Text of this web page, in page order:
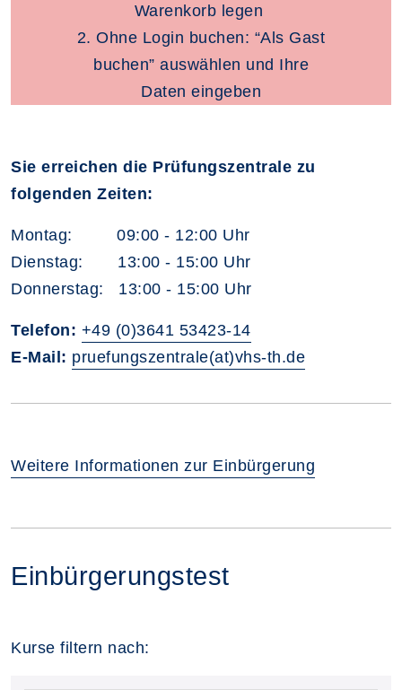
Warenkorb legen
2. Ohne Login buchen: “Als Gast
buchen” auswählen und Ihre
Daten eingeben
Sie erreichen die Prüfungszentrale zu
folgenden Zeiten:
Montag: 09:00 - 12:00 Uhr
Dienstag: 13:00 - 15:00 Uhr
Donnerstag: 13:00 - 15:00 Uhr
Telefon: +49 (0)3641 53423-14
E-Mail: pruefungszentrale(at)vhs-th.de
Weitere Informationen zur Einbürgerung
Einbürgerungstest
Kurse filtern nach: